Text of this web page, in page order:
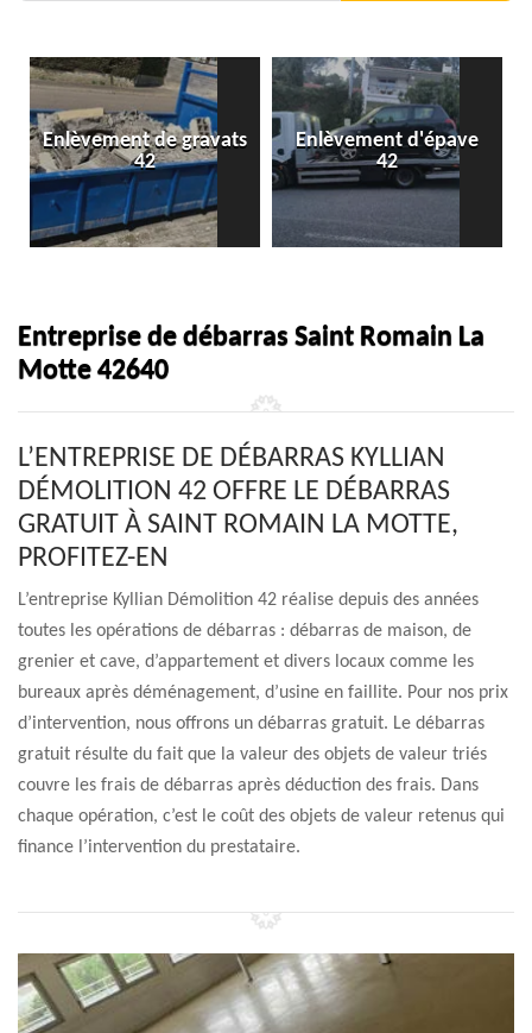
Enlèvement de gravats
42
Enlèvement d'épave
42
Entreprise de débarras Saint Romain La
Motte 42640
L’ENTREPRISE DE DÉBARRAS KYLLIAN
DÉMOLITION 42 OFFRE LE DÉBARRAS
GRATUIT À SAINT ROMAIN LA MOTTE,
PROFITEZ-EN
L’entreprise Kyllian Démolition 42 réalise depuis des années
toutes les opérations de débarras : débarras de maison, de
grenier et cave, d’appartement et divers locaux comme les
bureaux après déménagement, d’usine en faillite. Pour nos prix
d’intervention, nous offrons un débarras gratuit. Le débarras
gratuit résulte du fait que la valeur des objets de valeur triés
couvre les frais de débarras après déduction des frais. Dans
chaque opération, c’est le coût des objets de valeur retenus qui
finance l’intervention du prestataire.